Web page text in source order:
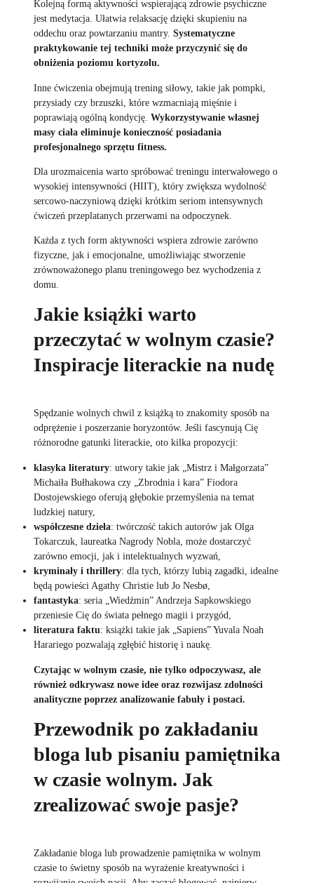
Kolejną formą aktywności wspierającą zdrowie psychiczne
jest medytacja. Ułatwia relaksację dzięki skupieniu na
oddechu oraz powtarzaniu mantry. Systematyczne
praktykowanie tej techniki może przyczynić się do
obniżenia poziomu kortyzolu.
Inne ćwiczenia obejmują trening siłowy, takie jak pompki,
przysiady czy brzuszki, które wzmacniają mięśnie i
poprawiają ogólną kondycję. Wykorzystywanie własnej
masy ciała eliminuje konieczność posiadania
profesjonalnego sprzętu fitness.
Dla urozmaicenia warto spróbować treningu interwałowego o
wysokiej intensywności (HIIT), który zwiększa wydolność
sercowo-naczyniową dzięki krótkim seriom intensywnych
ćwiczeń przeplatanych przerwami na odpoczynek.
Każda z tych form aktywności wspiera zdrowie zarówno
fizyczne, jak i emocjonalne, umożliwiając stworzenie
zrównoważonego planu treningowego bez wychodzenia z
domu.
Jakie książki warto
przeczytać w wolnym czasie?
Inspiracje literackie na nudę
Spędzanie wolnych chwil z książką to znakomity sposób na
odprężenie i poszerzanie horyzontów. Jeśli fascynują Cię
różnorodne gatunki literackie, oto kilka propozycji:
klasyka literatury: utwory takie jak „Mistrz i Małgorzata”
Michaiła Bułhakowa czy „Zbrodnia i kara” Fiodora
Dostojewskiego oferują głębokie przemyślenia na temat
ludzkiej natury,
współczesne dzieła: twórczość takich autorów jak Olga
Tokarczuk, laureatka Nagrody Nobla, może dostarczyć
zarówno emocji, jak i intelektualnych wyzwań,
kryminały i thrillery: dla tych, którzy lubią zagadki, idealne
będą powieści Agathy Christie lub Jo Nesbø,
fantastyka: seria „Wiedźmin” Andrzeja Sapkowskiego
przeniesie Cię do świata pełnego magii i przygód,
literatura faktu: książki takie jak „Sapiens” Yuvala Noah
Harariego pozwalają zgłębić historię i naukę.
Czytając w wolnym czasie, nie tylko odpoczywasz, ale
również odkrywasz nowe idee oraz rozwijasz zdolności
analityczne poprzez analizowanie fabuły i postaci.
Przewodnik po zakładaniu
bloga lub pisaniu pamiętnika
w czasie wolnym. Jak
zrealizować swoje pasje?
Zakładanie bloga lub prowadzenie pamiętnika w wolnym
czasie to świetny sposób na wyrażenie kreatywności i